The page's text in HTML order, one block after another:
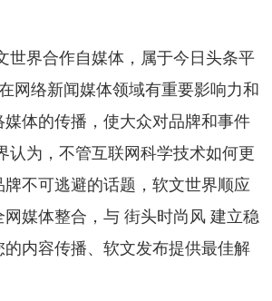
世界合作自媒体，属于今日头条平
网络新闻媒体领域有重要影响力和
体的传播，使大众对品牌和事件
认为，不管互联网科学技术如何更
不可逃避的话题，软文世界顺应
媒体整合，与 街头时尚风 建立稳
的内容传播、软文发布提供最佳解